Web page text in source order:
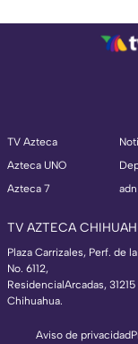
TV Azteca
Azteca UNO
Azteca 7
TV AZTECA
Plaza Carrizales, Perf. de
No. 6112,
ResidencialArcadas, 31215
Chihuahua.
Aviso de privacidad